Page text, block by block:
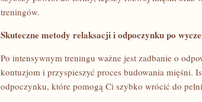
treningów.
Skuteczne metody relaksacji i odpoczynku po
Po⁣ intensywnym⁤ treningu ważne jest zadbanie o
kontuzjom i przyspieszyć proces​ budowania ‌mięśni.
odpoczynku, które⁤ pomogą Ci szybko wrócić do